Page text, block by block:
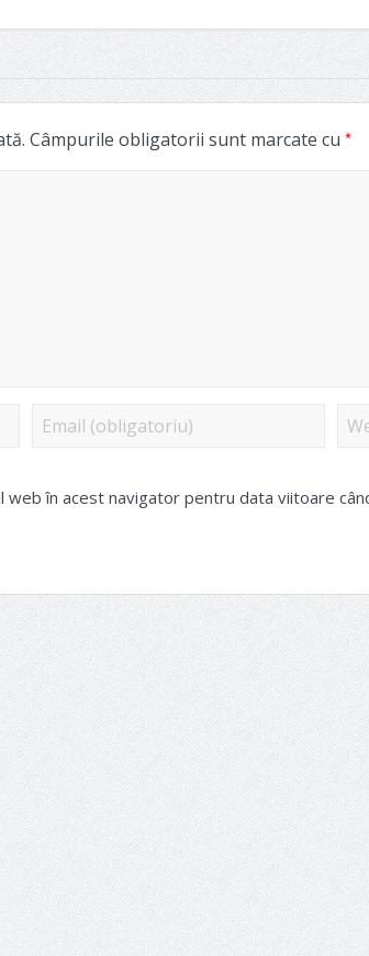
Câmpurile obligatorii sunt marcate cu *
web în acest navigator pentru data viitoare